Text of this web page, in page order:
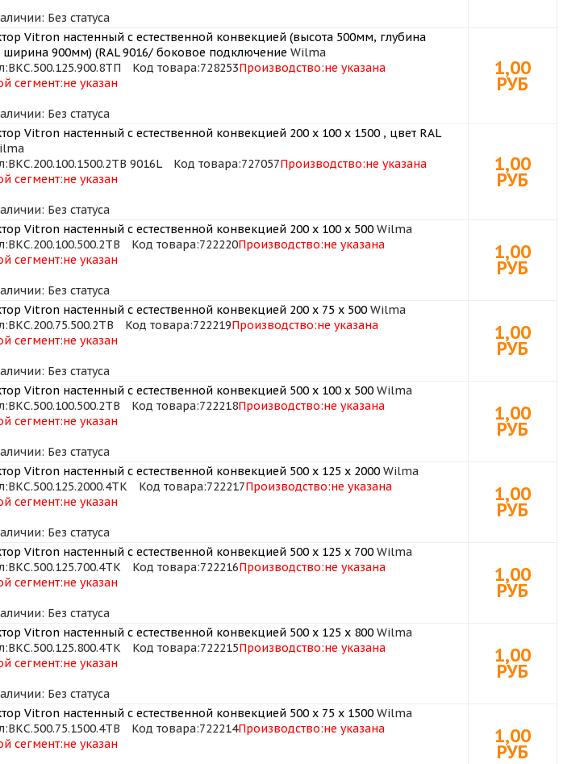
Без статуса
Vitron настенный с естественной конвекцией (высота 500мм, глубина
900мм) (RAL 9016/ боковое подключение Wilma
ВКС.500.125.900.8ТП Код товара:728253Производство:не указана
сегмент:не указан
Без статуса
1,00
РУБ
Vitron настенный с естественной конвекцией 200 х 100 х 1500 , цвет RAL
ВКС.200.100.1500.2ТВ 9016L Код товара:727057Производство:не указана
сегмент:не указан
Без статуса
1,00
РУБ
Vitron настенный с естественной конвекцией 200 х 100 х 500Wilma
ВКС.200.100.500.2ТВ Код товара:722220Производство:не указана
сегмент:не указан
Без статуса
1,00
РУБ
Vitron настенный с естественной конвекцией 200 х 75 х 500Wilma
ВКС.200.75.500.2ТВ Код товара:722219Производство:не указана
сегмент:не указан
Без статуса
1,00
РУБ
Vitron настенный с естественной конвекцией 500 х 100 х 500Wilma
ВКС.500.100.500.2ТВ Код товара:722218Производство:не указана
сегмент:не указан
Без статуса
1,00
РУБ
Vitron настенный с естественной конвекцией 500 х 125 х 2000Wilma
ВКС.500.125.2000.4ТК Код товара:722217Производство:не указана
сегмент:не указан
Без статуса
1,00
РУБ
Vitron настенный с естественной конвекцией 500 х 125 х 700Wilma
ВКС.500.125.700.4ТК Код товара:722216Производство:не указана
сегмент:не указан
Без статуса
1,00
РУБ
Vitron настенный с естественной конвекцией 500 х 125 х 800Wilma
ВКС.500.125.800.4ТК Код товара:722215Производство:не указана
сегмент:не указан
Без статуса
1,00
РУБ
Vitron настенный с естественной конвекцией 500 х 75 х 1500Wilma
ВКС.500.75.1500.4ТВ Код товара:722214Производство:не указана
сегмент:не указан 1,00
РУБ